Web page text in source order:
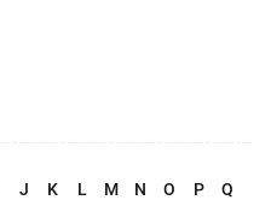
J K L M N O P Q